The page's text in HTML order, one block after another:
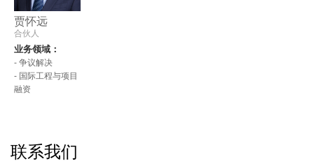
贾怀远
合伙人
业务领域：
- 争议解决
- 国际工程与项目
融资
联系我们